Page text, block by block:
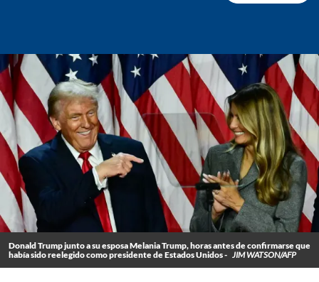
Donald Trump junto a su esposa Melania Trump, horas antes de confirmarse que
había sido reelegido como presidente de Estados Unidos - JIM WATSON/AFP